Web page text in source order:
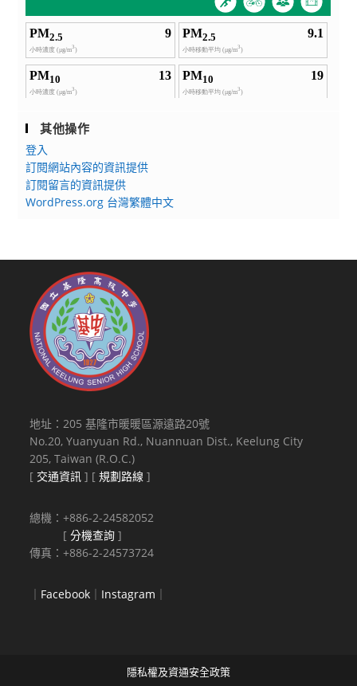
其他操作
登入
訂閱網站內容的資訊提供
訂閱留言的資訊提供
WordPress.org 台灣繁體中文
地址：205 基隆市暖暖區源遠路20號
No.20, Yuanyuan Rd., Nuannuan Dist., Keelung City
205, Taiwan (R.O.C.)
[ 交通資訊 ] [規劃路線 ]
總機：+886-2-24582052
[分機查詢 ]
傳真：+886-2-24573724
｜ Facebook ｜ Instagram ｜
隱私權及資通安全政策